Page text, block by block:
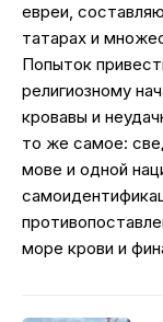
евреи,
татарах и
Попыток
религиозному
кровавы и
то же самое:
мове и одной
море крови и